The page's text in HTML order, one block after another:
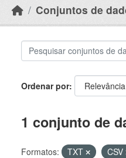
Conjuntos de
Ordenar por
1 conjunto de
Formatos: TXT CSV